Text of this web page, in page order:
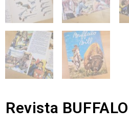
Revista